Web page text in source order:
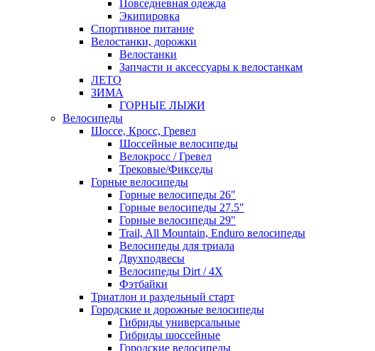
Повседневная одежда
Экипировка
Спортивное питание
Велостанки, дорожки
Велостанки
Запчасти и аксессуары к велостанкам
ЛЕТО
ЗИМА
ГОРНЫЕ ЛЫЖИ
Велосипеды
Шоссе, Кросс, Гревел
Шоссейные велосипеды
Велокросс / Гревел
Трековые/Фикседы
Горные велосипеды
Горные велосипеды 26"
Горные велосипеды 27.5"
Горные велосипеды 29"
Trail, All Mountain, Enduro велосипеды
Велосипеды для триала
Двухподвесы
Велосипеды Dirt / 4X
Фэтбайки
Триатлон и раздельный старт
Городские и дорожные велосипеды
Гибриды универсальные
Гибриды шоссейные
Городские велосипеды